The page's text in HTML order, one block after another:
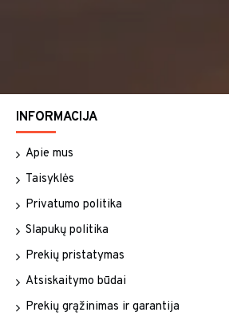
INFORMACIJA
Apie mus
Taisyklės
Privatumo politika
Slapukų politika
Prekių pristatymas
Atsiskaitymo būdai
Prekių grąžinimas ir garantija